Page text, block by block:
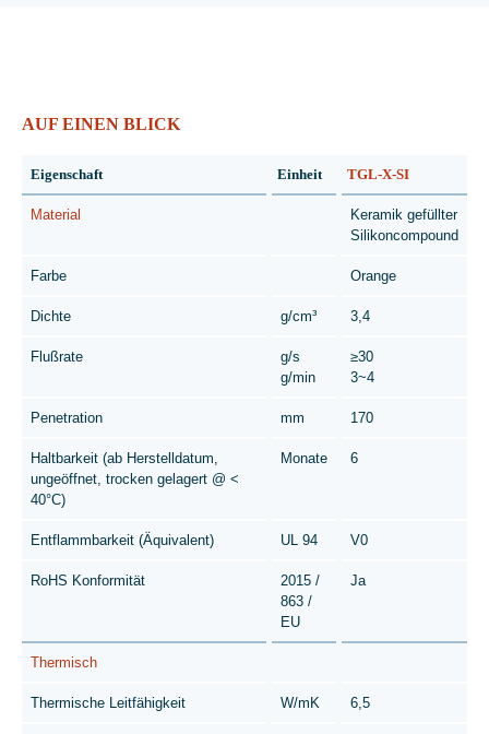
AUF EINEN BLICK
Eigenschaft Einheit TGL-X-SI
Material
Keramik gefüllter
Silikoncompound
Farbe Orange
Dichte g/cm³ 3,4
Flußrate
g/s
g/min
≥30
3~4
Penetration mm 170
Haltbarkeit (ab Herstelldatum,
ungeöffnet, trocken gelagert @ <
40°C)
Monate 6
Entflammbarkeit (Äquivalent) UL 94 V0
RoHS Konformität
2015 /
863 /
EU
Ja
Thermisch
Thermische Leitfähigkeit W/mK 6,5